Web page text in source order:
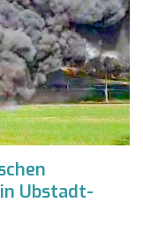
Ubstadt-